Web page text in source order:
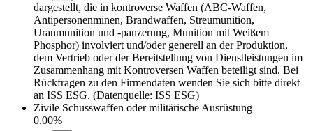
dargestellt, die in kontroverse Waffen (ABC-Waffen,
Antipersonenminen, Brandwaffen, Streumunition,
Uranmunition und -panzerung, Munition mit Weißem
Phosphor) involviert und/oder generell an der Produktion,
dem Vertrieb oder der Bereitstellung von Dienstleistungen im
Zusammenhang mit Kontroversen Waffen beteiligt sind. Bei
Rückfragen zu den Firmendaten wenden Sie sich bitte direkt
an ISS ESG. (Datenquelle: ISS ESG)
Zivile Schusswaffen oder militärische Ausrüstung
0.00%